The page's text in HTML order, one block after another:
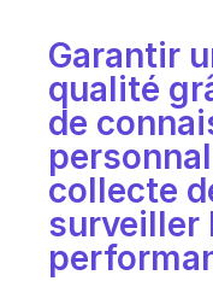
Garantir
qualité
de
collecte
surveiller